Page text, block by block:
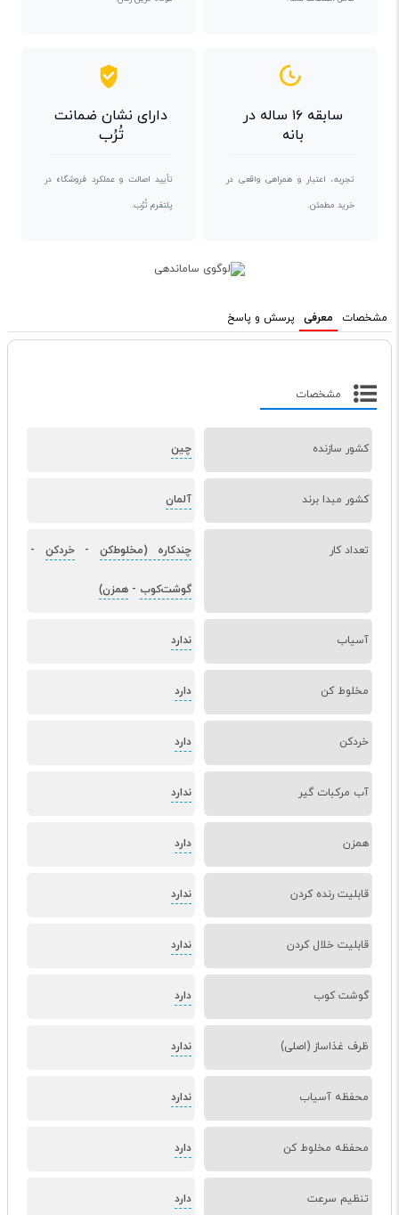
سابقه ۱۶ ساله در
بانه
تجربه، اعتبار و همراهی واقعی در
خرید مطمئن.
دارای نشان ضمانت
تُرُب
تأیید اصالت و عملکرد فروشگاه در
پلتفرم تُرُب.
مشخصات معرفی پرسش و پاسخ
مشخصات
کشور سازنده چین
کشور مبدا برند آلمان
تعداد کار چندکاره (مخلوط‌کن -خردکن -
گوشت‌کوب - همزن)
آسیاب ندارد
مخلوط کن دارد
خردکن دارد
آب مرکبات گیر ندارد
همزن دارد
قابلیت رنده کردن ندارد
قابلیت خلال کردن ندارد
گوشت کوب دارد
ظرف غذاساز (اصلی) ندارد
محفظه آسیاب ندارد
محفظه مخلوط کن دارد
تنظیم سرعت دارد